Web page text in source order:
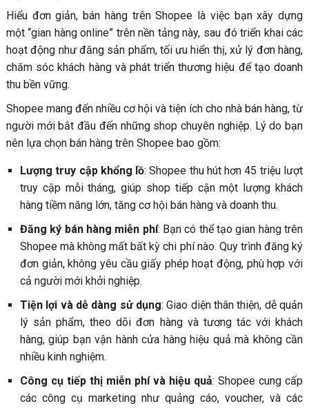
6.3. Lỗi không tối ưu hình ảnh và mô tả sản phẩm (CTR
thấp → không có đơn)
6.4. Lỗi lạm dụng mã giảm giá không chiến lược (Giảm
lợi nhuận nhưng không tăng đơn)
6.5. Lỗi không phân tích đối thủ và thị trường (Thiếu dữ
liệu → khó cạnh tranh)
7. Gợi ý ngành hàng dễ bán và phù hợp với người mới
7.1. Ngành hàng nhà cửa và đời sống
7.3. Ngành phụ kiện điện thoại
Kết luận: Kinh doanh bán hàng trên Shopee - Chọn đúng
ngành hàng là bước đi thông minh nhất
FAQs - Những câu hỏi khi bán tham gia mở shop online
bán hàng Shopee
Hiểu đơn giản, bán hàng trên Shopee là việc bạn xây dựng
một “gian hàng online” trên nền tảng này, sau đó triển khai các
hoạt động như đăng sản phẩm, tối ưu hiển thị, xử lý đơn hàng,
chăm sóc khách hàng và phát triển thương hiệu để tạo doanh
thu bền vững.
Shopee mang đến nhiều cơ hội và tiện ích cho nhà bán hàng, từ
người mới bắt đầu đến những shop chuyên nghiệp. Lý do bạn
nên lựa chọn bán hàng trên Shopee bao gồm:
Lượng truy cập khổng lồ: Shopee thu hút hơn 45 triệu lượt
truy cập mỗi tháng, giúp shop tiếp cận một lượng khách
hàng tiềm năng lớn, tăng cơ hội bán hàng và doanh thu.
Đăng ký bán hàng miễn phí: Bạn có thể tạo gian hàng trên
Shopee mà không mất bất kỳ chi phí nào. Quy trình đăng ký
đơn giản, không yêu cầu giấy phép hoạt động, phù hợp với
cả người mới khởi nghiệp.
Tiện lợi và dễ dàng sử dụng: Giao diện thân thiện, dễ quản
lý sản phẩm, theo dõi đơn hàng và tương tác với khách
hàng, giúp bạn vận hành cửa hàng hiệu quả mà không cần
nhiều kinh nghiệm.
Công cụ tiếp thị miễn phí và hiệu quả: Shopee cung cấp
các công cụ marketing như quảng cáo, voucher, và các